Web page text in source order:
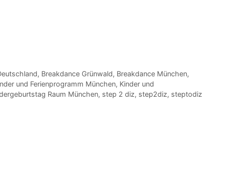
, Breakdance Grünwald, Breakdance München,
und Ferienprogramm München, Kinder und
Raum München, step 2 diz, step2diz, steptodiz